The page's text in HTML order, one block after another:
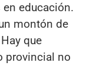
educación.
montón de
que
provincial no